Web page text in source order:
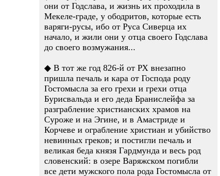
они от Годслава, и жизнь их проходила в
Мекеле-граде, у ободритов, которые есть
варяги-русы, ибо от Руса Сиверца их
начало, и жили они у отца своего Годслава
до своего возмужания...
◆ В тот же год 826-й от РХ внезапно
пришла печаль и кара от Господа роду
Гостомысла за его грехи и грехи отца
Бурисвальда и его деда Бранислейфа за
разграбление христианских храмов на
Суроже и на Эгине, и в Амастриде и
Корчеве и ограбление христиан и убийство
невинных греков; и постигли печаль и
великая беда князя Гардмунда и весь род
словенский: в озере Варяжском погибли
все дети мужского пола рода Гостомысла от